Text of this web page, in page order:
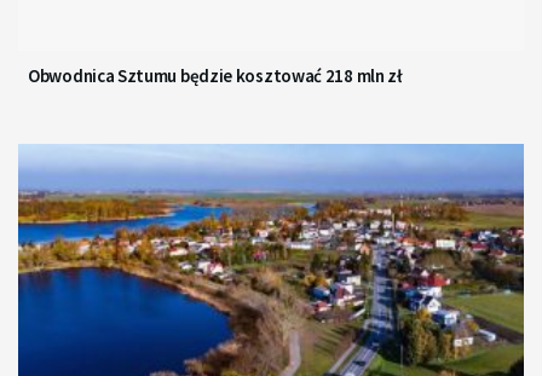
Obwodnica Sztumu będzie kosztować 218 mln zł